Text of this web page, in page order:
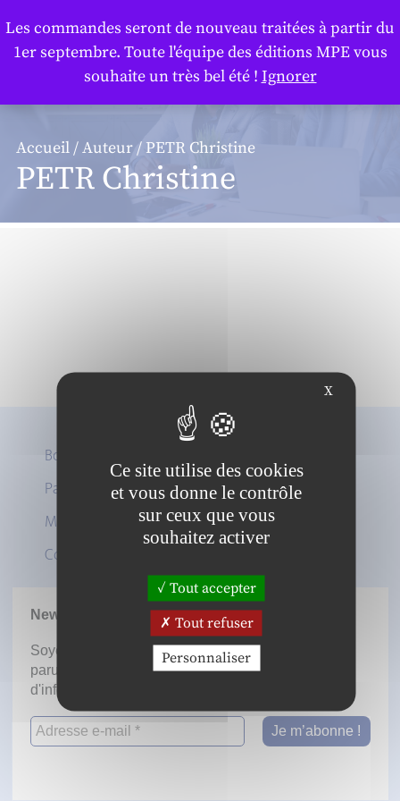
Accueil/Auteur/ PETR Christine
PETR Christine
Boutique
Panier
Mon compte
Contact
Twitter
LinkedIn
Newsletter
Soyez informé dès la mise en ligne des prochaines
parutions en vous inscrivant à notre lettre
d'information.
Les commandes seront de nouveau traitées à partir du
1er septembre. Toute l'équipe des éditions MPE vous
souhaite un très bel été ! Ignorer
X
Ce site utilise des cookies
et vous donne le contrôle
sur ceux que vous
souhaitez activer
Tout accepter
Tout refuser
Personnaliser